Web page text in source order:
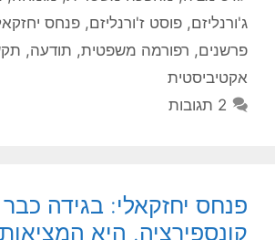
ג'ורנליזם, פוסט ז'ורנליזם, פנחס
פרשנים, רפורמה משפטית, תודעה,
אקטיביסטית
2 תגובות
פנחס יחזקאלי: בגידה כבר
קונספירציה. היא המציאות